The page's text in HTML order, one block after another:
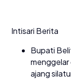
Intisari Berita
Bupati
menggelar
ajang